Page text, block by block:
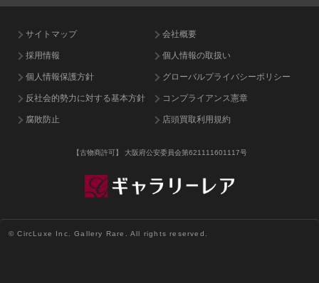
サイトマップ 会社概要
採用情報 個人情報の取扱い
個人情報保護方針 グローバルプライバシーポリシー
反社会的勢力に対する基本方針 コンプライアンス憲章
腐敗防止 店頭買取利用規約
【古物商許可】 大阪府公安委員会第621111601117号
© CircLuxe Inc. Gallery Rare. All rights reserved.